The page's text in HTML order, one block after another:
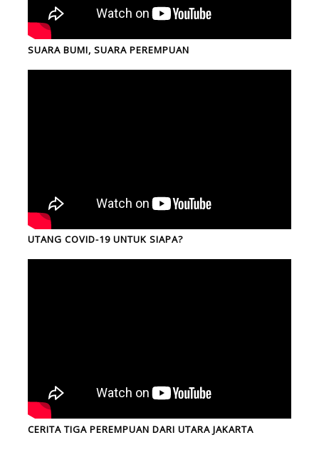
SUARA BUMI, SUARA PEREMPUAN
UTANG COVID-19 UNTUK SIAPA?
CERITA TIGA PEREMPUAN DARI UTARA JAKARTA